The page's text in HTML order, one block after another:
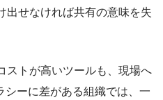
出せなければ共有の意味を失
ストが高いツールも、現場へ
シーに差がある組織では、一